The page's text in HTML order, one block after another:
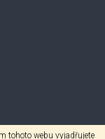
tohoto webu vyjadřujete